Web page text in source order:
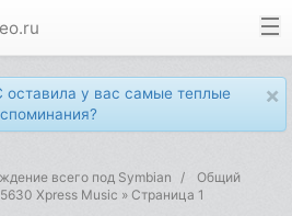
×
у вас самые теплые
всего под Symbian
Общий
Xpress Music » Страница 1